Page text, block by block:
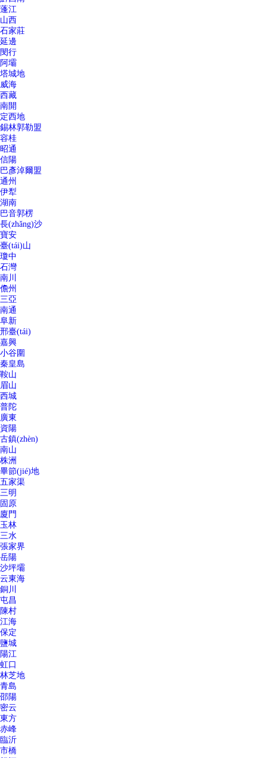
蓬江
山西
石家莊
延邊
閔行
阿壩
塔城地
威海
西藏
南開
定西地
錫林郭勒盟
容桂
昭通
信陽
巴彥淖爾盟
通州
伊犁
湖南
巴音郭楞
長(zhǎng)沙
寶安
臺(tái)山
瓊中
石灣
南川
儋州
三亞
南通
阜新
邢臺(tái)
嘉興
小谷圍
秦皇島
鞍山
眉山
西城
普陀
廣東
資陽
古鎮(zhèn)
南山
株洲
畢節(jié)地
五家渠
三明
固原
廈門
玉林
三水
張家界
岳陽
沙坪壩
云東海
銅川
屯昌
陳村
江海
保定
鹽城
陽江
虹口
林芝地
青島
邵陽
密云
東方
赤峰
臨沂
市橋